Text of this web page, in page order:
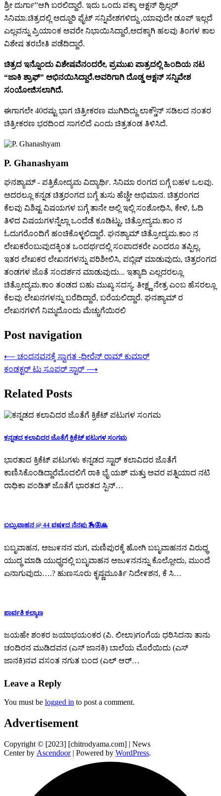
ಶ್ರೀ ದುರ್ಗಾ”ಆಗಿ ಬರಲಿದ್ದಾರೆ. ಇದು ಒಂದು ಪಕ್ಕಾ ಆಕ್ಷನ್ ಥ್ರಿಲ್ಲರ್
ಸಿನಿಮಾ.ಚಿತ್ರದಲ್ಲಿ ಅದ್ದೂರಿ ಫೈಟ್ ಸನ್ನಿವೇಶಗಳಿದ್ದು ,ಯಾವುದೇ ಡೂಪ್ ಇಲ್ಲದೆ
ಎಲ್ಲವನ್ನು ಪ್ರಿಯಾಂಕ ಅವರೇ ನಿಭಾಯಿಸಿದ್ದಾರೆ,ಅದಕ್ಕಾಗಿ ಹಲವು ತಿಂಗಳ ಕಾಲ
ವಿಶೇಷ ತರಬೇತಿ ಪಡೆದಿದ್ದಾರೆ.
ಚಿತ್ರದ ಇನ್ನೊಂದು ವಿಶೇಷವೆನಂದರೇ, ಪ್ರಮುಖ ಪಾತ್ರದಲ್ಲಿ ಹಿಂದಿಯ ನಟ
“ಜಾಕಿ ಶ್ರಾಫ್” ಅಭಿನಯಿಸಿದ್ದಾರೆ.ಅವರಿಗಾಗಿ ದೊಡ್ಡ ಆಕ್ಷನ್ ಸನ್ನಿವೇಶ
ಸಂಯೋಜಿಸಲಾಗಿದೆ.
ಈಗಾಗಲೇ 40ರಷ್ಟು ಭಾಗ ಚಿತ್ರೀಕರಣ ಮುಗಿದಿದ್ದು ಲಾಕ್ಡೌನ್ ಸಡಿಲದ ನಂತರ
ಚಿತ್ರೀಕರಣ ಭರದಿಂದ ಸಾಗಲಿದೆ ಎಂದು ಚಿತ್ರತಂಡ ತಿಳಿಸಿದೆ.
P. Ghanashyam
ಘನಶ್ಯಾಮ್ - ಪತ್ರಿಕೋದ್ಯಮ ವಿದ್ಯಾರ್ಥಿ. ಸಿನಿಮಾ ರಂಗದ ಬಗ್ಗೆ ಬಹಳ ಒಲವು.
ಅದರಲ್ಲೂ ಕನ್ನಡ ಚಿತ್ರರಂಗದ ಬಗ್ಗೆ ತುಸು ಹೆಚ್ಚೇ ಅಭಿಮಾನ. ಚಿತ್ರರಂಗದ
ಕೆಲವು ವಿಶಿಷ್ಟ ವಿಷಯಗಳ ಬಗ್ಗೆ ತಾನೇ ಅಲ್ಲಿ ಇಲ್ಲಿ ಸಂಶೋಧಿಸಿ, ಕೇಳಿ, ಓದಿ
ತಿಳಿದ ವಿಷಯಗಳನ್ನೆಲ್ಲಾ ಒಂದೆಡೆ ಕೂಡಿಟ್ಟು, ಚಿತ್ರೋದ್ಯಮ.ಕಾಂ ನ
ಓದುಗರೊಂದಿಗೆ ಹಂಚಿಕೊಳ್ಳಲಿದ್ದಾರೆ. ಘನಶ್ಯಾಮ್ ಚಿತ್ರೋದ್ಯಮ.ಕಾಂ ನ
ಲೇಖಕರೆಂಬುವುದಕ್ಕಿಂತ ಒಂದರ್ಥದಲ್ಲಿ ಸಂಪಾದಕರೇ ಎಂದರೂ ತಪ್ಪಿಲ್ಲ.
ಇತರ ಲೇಖಕರ ಲೇಖನಗಳನ್ನು ಪರಿಶೀಲಿಸಿ, ಪಬ್ಲಿಷ್ ಮಾಡುವುದು, ಚಿತ್ರರಂಗದ
ತಂಡಗಳ ಜೊತೆ ಸಂದರ್ಶನ ಮಾಡುವುದು... ಇತ್ಯಾದಿ ಎಲ್ಲದರಲ್ಲೂ
ಚಿತ್ರೋದ್ಯಮ.ಕಾಂ ತಂಡದ ಬಹು ಮುಖ್ಯ ಸದಸ್ಯ. ತೀಕ್ಷ್ಣ ನೇತ್ರ ಎಂಬ ಹೆಸರಲ್ಲೂ
ಕೆಲವು ಲೇಖನಗಳನ್ನು ಬರೆದಿದ್ದಾರೆ, ಬರೆಯಲಿದ್ದಾರೆ. ಘನಶ್ಯಾಮ್ ರ
ಲೇಖನಗಳಿಗೆ ನಿಮ್ಮದೊಂದು ಮೆಚ್ಚುಗೆಯಿರಲಿ
Post navigation
⟵ ಚಂದನವನಕ್ಕೆ ಸ್ವಾಗತ -ಧೀರೆನ್ ರಾಮ್ ಕುಮಾರ್
ಕಂಡಕ್ಟರ್ ಟು ಸೂಪರ್ ಸ್ಟಾರ್ ⟶
Related Posts
ಕನ್ನಡದ ಕಲಾವಿದರ ಜೊತೆಗೆ ಕ್ರಿಕೆಟ್ ಪಟುಗಳ ಸಂಗಮ
ಭಾರತಾದ ಕ್ರಿಕೆಟ್ ಪಟುಗಳು ಕನ್ನಡದ ಸ್ಟಾರ್ ಕಲಾವಿದರ ಜೊತೆಗೆ
ಕಾಣಿಸಿಕೊಂಡಿದ್ದಾರೆಮೊದಲಿಗೆ ರಾಕಿ ಭೈ ಯಶ್ ಮತ್ತು ಅವರ ಪತ್ನಿಯಾದ ನಟಿ
ರಾಧಿಕಾ ಪಂಡಿತ್ ಜೊತೆಗೆ ಭಾರತದ ಸ್ಪಿನ್…
ಬಬ್ರುವಾಹನ @ 44 ವಷ೯ದ ನೆನಪು 🏇🦋🙏
ಬಬೃವಾಹನ, ಅಜು೯ನನ ಮಗ, ಮಣಿಪುರಕ್ಕೆ ಹೋಗಿ ಬಬೃವಾಹನನ ವಿರುಧ್ಧ
ಯುದ್ಧ ಮಾಡಿ ಯುಧ್ಧದಲ್ಲಿ ಬಬೃವಾಹನ ಅಜು೯ನನನ್ನು ಕೊಲ್ಲೋದು, ಮುಂದೆ
ಏನಾಗುವುದು….? ಹುಣಸೂರು ಕೃಷ್ಣಮೂರ್ತಿ ನಿದೇ೯ಶನ, ಕೆ ಸಿ…
ಪಾರ್ವತಿ ಕಲ್ಯಾಣ
ಜಯಹೇ ಶಂಕರ ಜಯಾಭಯಂಕರ (ಪಿ. ಲೀಲಾ)ಗಂಗೆಯ ಧರಿಸಿದನಾ ತಾನು
ಚಂದಿರನ ಮುಡಿದವನ (ಎಸ್ ಜಾನಕಿ) ಬಾಲೆಯ ಮೊರೆಯಿದು (ಎಸ್
ಜಾನಕಿ)ನವ ವಸಂತ ನಗುತ ಬಂದ (ಎಲ್ ಆರ್…
Leave a Reply
You must be logged in to post a comment.
Advertisement
Copyright © [2023] [chitrodyama.com] | News
Center by Ascendoor| Powered by WordPress.